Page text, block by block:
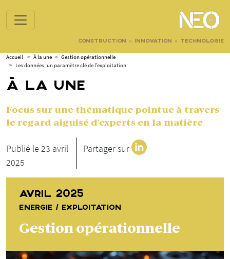
CONSTRUCTION - INNOVATION - TECHNOLOGIE
Accueil > À la une > Gestion opérationnelle
>
Les données, un paramètre clé de l’exploitation
À LA UNE
Focus sur une thématique pointue à travers
le regard aiguisé d’experts en la matière
Publié le 23 avril
2025
Partager sur
AVRIL 2025
ENERGIE / EXPLOITATION
Gestion opérationnelle